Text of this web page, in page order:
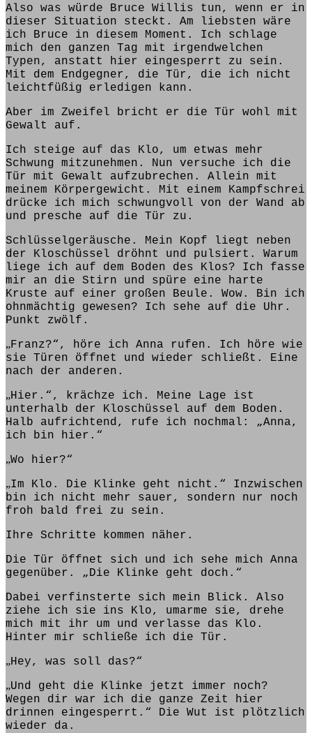
Also was würde Bruce Willis tun, wenn er in
dieser Situation steckt. Am liebsten wäre
ich Bruce in diesem Moment. Ich schlage
mich den ganzen Tag mit irgendwelchen
Typen, anstatt hier eingesperrt zu sein.
Mit dem Endgegner, die Tür, die ich nicht
leichtfüßig erledigen kann.
Aber im Zweifel bricht
er die Tür wohl mit
Gewalt auf.
Ich steige auf das Klo, um etwas mehr
Schwung mitzunehmen. Nun versuche ich die
Tür mit Gewalt aufzubrechen. Allein mit
meinem Körpergewicht. Mit einem Kampfschrei
drücke ich mich schwungvoll von der Wand ab
und presche auf die Tür zu.
Schlüsselgeräusche. Mein Kopf liegt neben
der Kloschüssel dröhnt und pulsiert. Warum
liege ich auf dem Boden des Klos? Ich fasse
mir an die Stirn und spüre eine harte
Kruste auf einer großen Beule. Wow. Bin ich
ohnmächtig gewesen? Ich sehe auf die Uhr.
Punkt zwölf .
„Franz?“, höre ich Anna rufen . Ich höre wie
sie Türen öffnet und wieder schließt . Eine
nach der anderen.
„Hier.“, krächze ich. Meine Lage ist
unterhalb der Kloschüssel auf dem Boden.
Halb aufrichtend,
rufe ich nochmal: „Anna,
ich bin hier.“
„Wo hier?“
„Im Klo. Die Klinke geht nicht.“ Inzwischen
bin ich nicht mehr sauer, sondern nur noch
froh bald frei zu sein .
Ihre Schritte kommen näher.
Die Tür öffnet sich und ich sehe mich Anna
gegenüber. „Die Klinke geht doch.“
Dabei verfinsterte sich mein Blick. Also
ziehe ich sie ins Klo, umarme sie, drehe
mich mit ihr um und verlasse das Klo.
Hinter mir schließe ich die Tür.
„Hey, was soll das?“
„Und geht die Klinke jetzt immer noch?
Wegen dir war ich die ganze Zeit hier
drinnen eingesperrt.“ Die Wut ist plötzlich
wieder da.